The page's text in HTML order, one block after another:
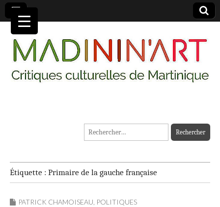
MADININ'ART
Rechercher :
Étiquette : Primaire de la gauche française
PATRICK CHAMOISEAU, POLITIQUES